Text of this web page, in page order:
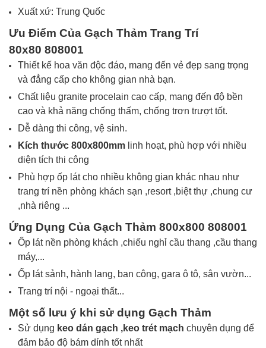
Xuất xứ: Trung Quốc
Ưu Điểm Của Gạch Thảm Trang Trí
80x80 808001
Thiết kế hoa văn độc đáo, mang đến vẻ đẹp sang trọng
và đẳng cấp cho không gian nhà bạn.
Chất liệu granite procelain cao cấp, mang đến độ bền
cao và khả năng chống thấm, chống trơn trượt tốt.
Dễ dàng thi công, vệ sinh.
Kích thước 800x800mm linh hoạt, phù hợp với nhiều
diện tích thi công
Phù hợp ốp lát cho nhiều không gian khác nhau như
trang trí nền phòng khách sạn ,resort ,biệt thự ,chung cư
,nhà riêng ...
Ứng Dụng Của Gạch Thảm 800x800 808001
Ốp lát nền phòng khách ,chiếu nghỉ cầu thang ,cầu thang
máy,...
Ốp lát sảnh, hành lang, ban công, gara ô tô, sân vườn...
Trang trí nội - ngoại thất...
Một số lưu ý khi sử dụng Gạch Thảm
Sử dụng keo dán gạch ,keo trét mạch chuyên dụng để
đảm bảo độ bám dính tốt nhất